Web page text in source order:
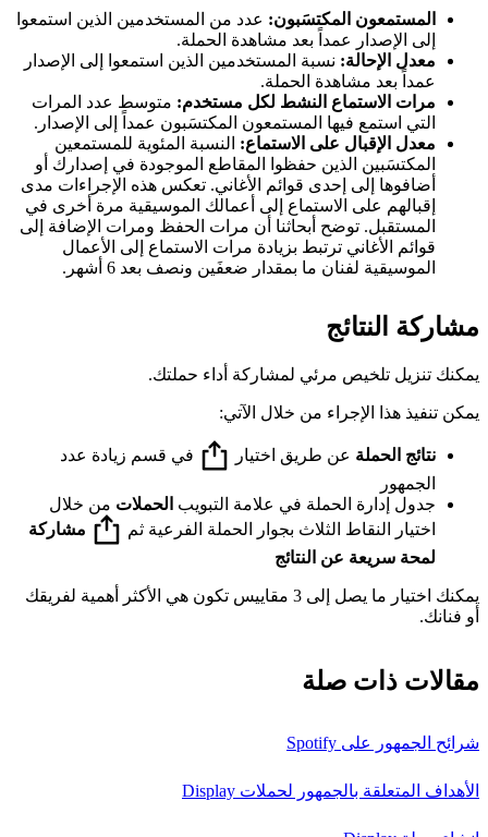
المستمعون المكتسَبون: عدد من المستخدمين الذين استمعوا
إلى الإصدار عمداً بعد مشاهدة الحملة.
معدل الإحالة: نسبة المستخدمين الذين استمعوا إلى الإصدار
عمداً بعد مشاهدة الحملة.
مرات الاستماع النشط لكل مستخدم: متوسط عدد المرات
التي استمع فيها المستمعون المكتسَبون عمداً إلى الإصدار.
معدل الإقبال على الاستماع: النسبة المئوية للمستمعين
المكتسَبين الذين حفظوا المقاطع الموجودة في إصدارك أو
أضافوها إلى إحدى قوائم الأغاني. تعكس هذه الإجراءات مدى
إقبالهم على الاستماع إلى أعمالك الموسيقية مرة أخرى في
المستقبل. توضح أبحاثنا أن مرات الحفظ ومرات الإضافة إلى
قوائم الأغاني ترتبط بزيادة مرات الاستماع إلى الأعمال
الموسيقية لفنان ما بمقدار ضعفَين ونصف بعد 6 أشهر.
مشاركة النتائج
يمكنك تنزيل تلخيص مرئي لمشاركة أداء حملتك.
يمكن تنفيذ هذا الإجراء من خلال الآتي:
نتائج الحملة عن طريق اختيار
في قسم زيادة عدد
الجمهور
جدول إدارة الحملة في علامة التبويب الحملات من خلال
اختيار النقاط الثلاث بجوار الحملة الفرعية ثم
مشاركة
لمحة سريعة عن النتائج
يمكنك اختيار ما يصل إلى 3 مقاييس تكون هي الأكثر أهمية لفريقك
أو فنانك.
مقالات ذات صلة
شرائح الجمهور على Spotify
الأهداف المتعلقة بالجمهور لحملات Display